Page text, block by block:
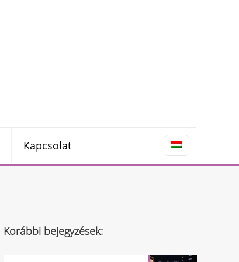
Kapcsolat
Korábbi bejegyzések: